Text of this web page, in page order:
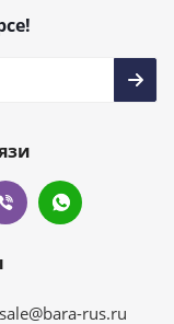
sale@bara-rus.ru